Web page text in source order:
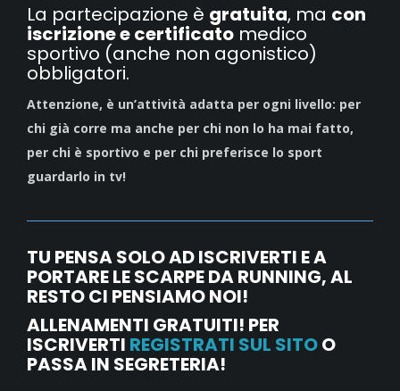
La partecipazione è gratuita, ma con
iscrizione e certificato medico
sportivo (anche non agonistico)
obbligatori.
Attenzione, è un’attività adatta per ogni livello: per
chi già corre ma anche per chi non lo ha mai fatto,
per chi è sportivo e per chi preferisce lo sport
guardarlo in tv!
TU PENSA SOLO AD ISCRIVERTI E A
PORTARE LE SCARPE DA RUNNING, AL
RESTO CI PENSIAMO NOI!
ALLENAMENTI GRATUITI! PER
ISCRIVERTI REGISTRATI SUL SITOO
PASSA IN SEGRETERIA!